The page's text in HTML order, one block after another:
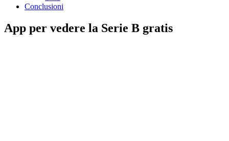
Conclusioni
App per vedere la Serie B gratis